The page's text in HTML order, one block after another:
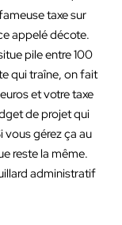
taxe sur
appelé décote.
pile entre 100
qui traîne, on fait
et votre taxe
de projet qui
vous gérez ça au
reste la même.
administratif